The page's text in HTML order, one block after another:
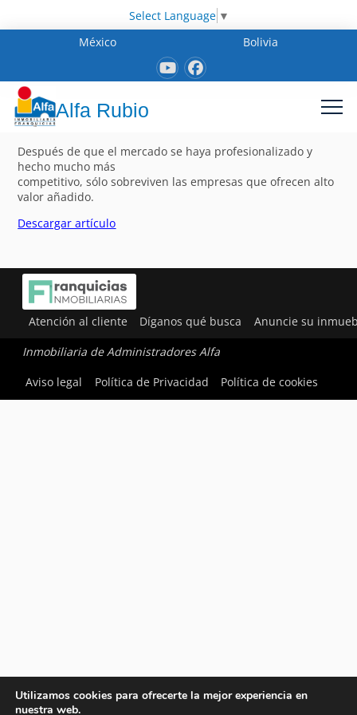
Select Language ▼
México
Bolivia
Alfa Rubio
Después de que el mercado se haya profesionalizado y
hecho mucho más
competitivo, sólo sobreviven las empresas que ofrecen alto
valor añadido.
Descargar artículo
Atención al cliente Díganos qué busca Anuncie su
Inmobiliaria de Administradores Alfa
Aviso legal
Política de Privacidad Política de cookies
Utilizamos cookies para ofrecerte la mejor experiencia en
nuestra web.